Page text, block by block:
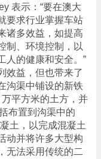
表示： “要在澳大
要求行业掌握车站
诸多效益，如提高
制、环境控制，以
人的健康和安全。 ”
效益，但也带来了
沟渠中铺设的新铁
万平方米的土方，并
布置到沟渠中的
土，以完成混凝土
动并将许多大型构
无法采用传统的二